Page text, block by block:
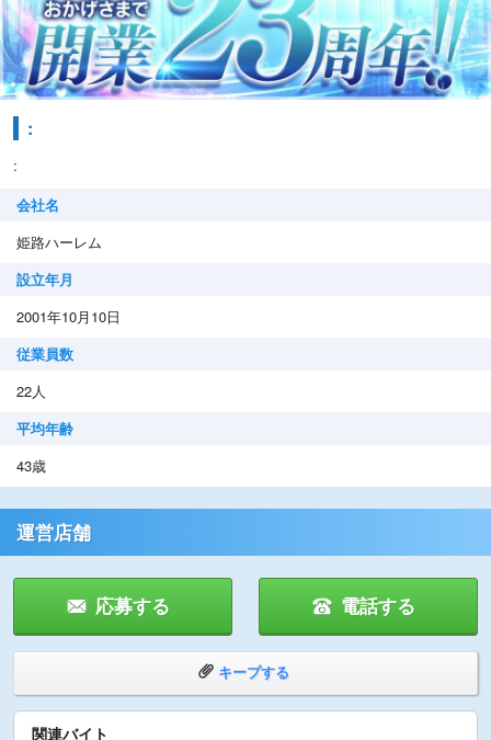
:
:
会社名
姫路ハーレム
設立年月
2001年10月10日
従業員数
22人
平均年齢
43歳
運営店舗
応募する 電話する
キープする
関連バイト